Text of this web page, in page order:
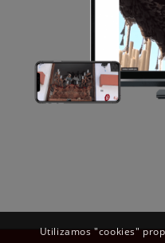
Utilizamos "cookies"